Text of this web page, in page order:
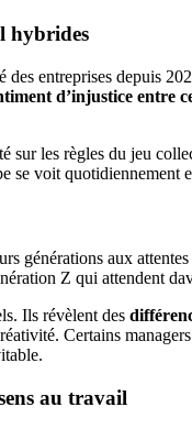
hybrides
entreprises depuis
d’injustice entre
sur les règles du jeu
se voit quotidiennement
générations aux
Z qui attendent
Ils révèlent des
Certains
au travail